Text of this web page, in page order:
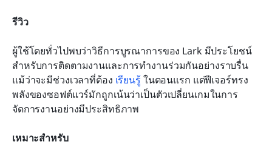
รีวิว
ผู้ใช้โดยทั่วไปพบว่าวิธีการบูรณาการของ Lark มีประโยชน์
สำหรับการติดตามงานและการทำงานร่วมกันอย่างราบรื่น
แม้ว่าจะมีช่วงเวลาที่ต้อง เรียนรู้ ในตอนแรก แต่ฟีเจอร์ทรง
พลังของซอฟต์แวร์มักถูกเน้นว่าเป็นตัวเปลี่ยนเกมในการ
จัดการงานอย่างมีประสิทธิภาพ
เหมาะสำหรับ